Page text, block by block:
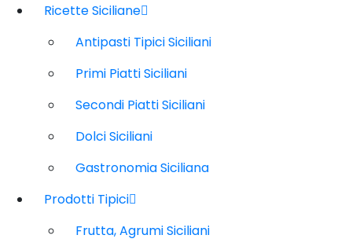
Ricette Siciliane
Antipasti Tipici Siciliani
Primi Piatti Siciliani
Secondi Piatti Siciliani
Dolci Siciliani
Gastronomia Siciliana
Prodotti Tipici
Frutta, Agrumi Siciliani